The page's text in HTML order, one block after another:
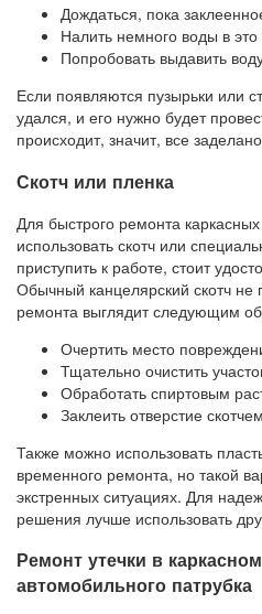
Дождаться, пока
Налить немного воды в это
Попробовать выдавить
Если появляются пузырьки или
удался, и его нужно будет
происходит, значит, все
Скотч или пленка
Для быстрого ремонта
использовать скотч или
приступить к работе, стоит
Обычный канцелярский скотч не
ремонта выглядит следующим
Очертить место
Тщательно очистить
Обработать спиртовым
Заклеить отверстие
Также можно использовать
временного ремонта, но такой
экстренных ситуациях. Для
решения лучше использовать
Ремонт утечки в
автомобильного патрубка